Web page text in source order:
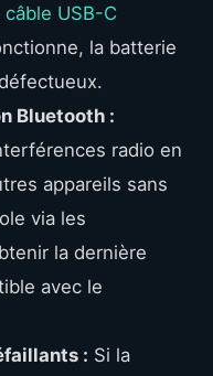
câble USB-C
la batterie
Bluetooth :
radio en
appareils sans
via les
la dernière
avec le
: Si la